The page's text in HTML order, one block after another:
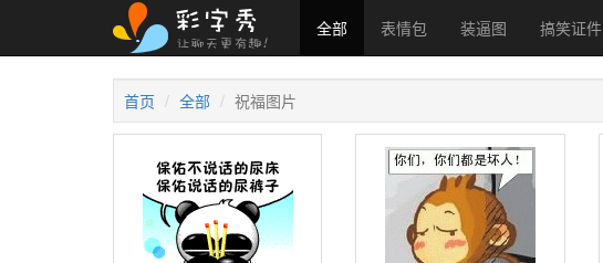
全部 表情包 装逼图 搞笑证件
首页 全部 祝福图片